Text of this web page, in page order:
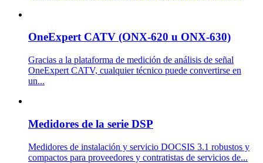
OneExpert CATV (ONX-620 u ONX-630)
Gracias a la plataforma de medición de análisis de señal
OneExpert CATV, cualquier técnico puede convertirse en
un...
Medidores de la serie DSP
Medidores de instalación y servicio DOCSIS 3.1 robustos y
compactos para proveedores y contratistas de servicios de...